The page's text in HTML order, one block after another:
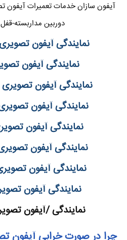
آیفون سازان خدمات تعمیرات
دوربین مداربسته-
نمایندگی آیفون
نمایندگی آیفون
نمایندگی آیفون
نمایندگی آیفون
نمایندگی آیفون
نمایندگی آیفون
نمایندگی آیفون
نمایندگی آیفون
نمایندگی /آیفون
چرا در صورت خرابی آیفون